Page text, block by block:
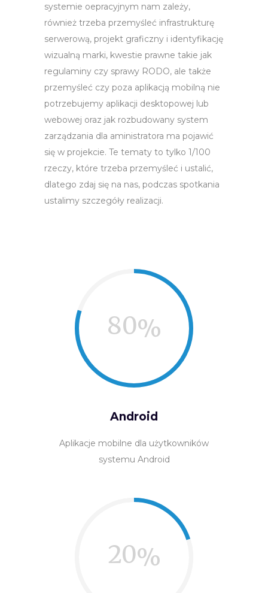
systemie oepracyjnym nam zależy,
również trzeba przemyśleć infrastrukturę
serwerową, projekt graficzny i identyfikację
wizualną marki, kwestie prawne takie jak
regulaminy czy sprawy RODO, ale także
przemyśleć czy poza aplikacją mobilną nie
potrzebujemy aplikacji desktopowej lub
webowej oraz jak rozbudowany system
zarządzania dla aministratora ma pojawić
się w projekcie. Te tematy to tylko 1/100
rzeczy, które trzeba przemyśleć i ustalić,
dlatego zdaj się na nas, podczas spotkania
ustalimy szczegóły realizacji.
80
Android
Aplikacje mobilne dla użytkowników
systemu Android
20